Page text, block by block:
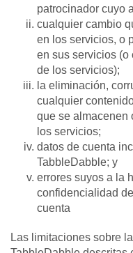
patrocinador cuyo
cualquier cambio
en los servicios, o
en sus servicios (o
de los servicios);
la eliminación,
cualquier
que se almacenen
los servicios;
datos de cuenta
TabbleDabble; y
errores suyos a la
confidencialidad
cuenta
Las limitaciones sobre